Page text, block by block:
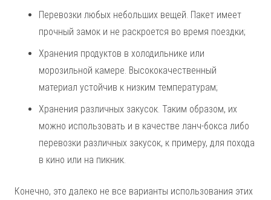
Перевозки любых небольших вещей. Пакет имеет
прочный замок и не раскроется во время поездки;
Хранения продуктов в холодильнике или
морозильной камере. Высококачественный
материал устойчив к низким температурам;
Хранения различных закусок. Таким образом, их
можно использовать и в качестве ланч-бокса либо
перевозки различных закусок, к примеру, для похода
в кино или на пикник.
Конечно, это далеко не все варианты использования этих